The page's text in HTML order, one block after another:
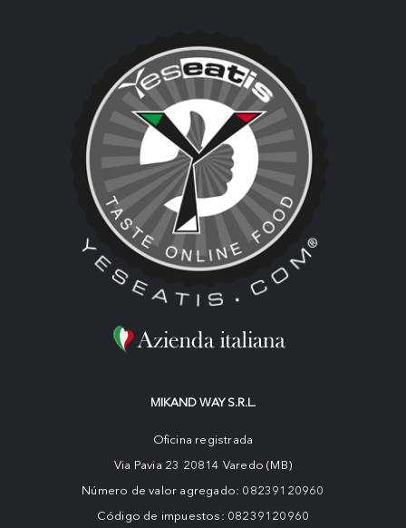
MIKAND WAY S.R.L.
Oficina registrada
Via Pavia 23 20814 Varedo (MB)
Número de valor agregado: 08239120960
Código de impuestos: 08239120960